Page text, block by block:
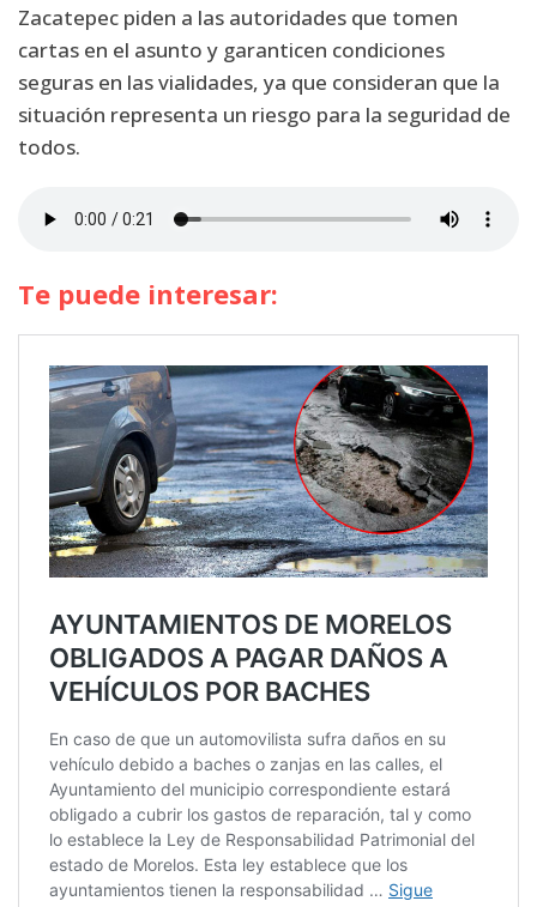
Zacatepec piden a las autoridades que tomen
cartas en el asunto y garanticen condiciones
seguras en las vialidades, ya que consideran que la
situación representa un riesgo para la seguridad de
todos.
Te puede interesar: